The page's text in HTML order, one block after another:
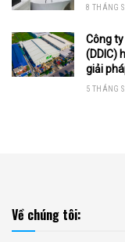
8 THÁNG
Công
(DDIC)
giải
5 THÁNG
Về chúng tôi: